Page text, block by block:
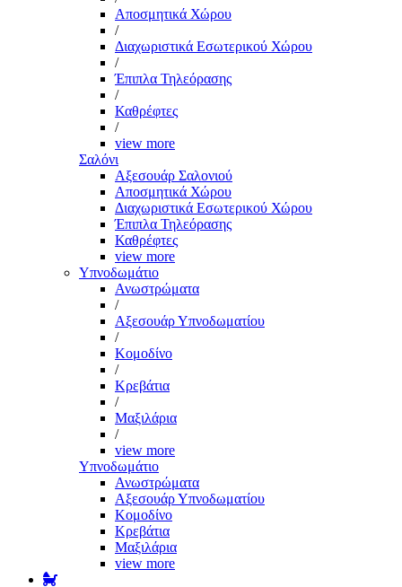
Αποσμητικά Χώρου
/
Διαχωριστικά Εσωτερικού Χώρου
/
Έπιπλα Τηλεόρασης
/
Καθρέφτες
/
view more
Σαλόνι
Αξεσουάρ Σαλονιού
Αποσμητικά Χώρου
Διαχωριστικά Εσωτερικού Χώρου
Έπιπλα Τηλεόρασης
Καθρέφτες
view more
Υπνοδωμάτιο
Ανωστρώματα
/
Αξεσουάρ Υπνοδωματίου
/
Κομοδίνο
/
Κρεβάτια
/
Μαξιλάρια
/
view more
Υπνοδωμάτιο
Ανωστρώματα
Αξεσουάρ Υπνοδωματίου
Κομοδίνο
Κρεβάτια
Μαξιλάρια
view more